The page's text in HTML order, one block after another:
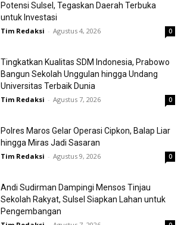
Potensi Sulsel, Tegaskan Daerah Terbuka
untuk Investasi
Tim Redaksi - Agustus 4, 2026 0
Tingkatkan Kualitas SDM Indonesia, Prabowo
Bangun Sekolah Unggulan hingga Undang
Universitas Terbaik Dunia
Tim Redaksi - Agustus 7, 2026 0
Polres Maros Gelar Operasi Cipkon, Balap Liar
hingga Miras Jadi Sasaran
Tim Redaksi - Agustus 9, 2026 0
Andi Sudirman Dampingi Mensos Tinjau
Sekolah Rakyat, Sulsel Siapkan Lahan untuk
Pengembangan